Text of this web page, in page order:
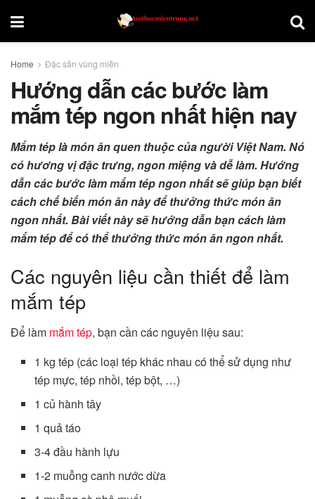
Home Đặc sản vùng miền
Hướng dẫn các bước làm
mắm tép ngon nhất hiện nay
Mắm tép là món ăn quen thuộc của người Việt Nam. Nó
có hương vị đặc trưng, ngon miệng và dễ làm. Hướng
dẫn các bước làm mắm tép ngon nhất sẽ giúp bạn biết
cách chế biến món ăn này để thưởng thức món ăn
ngon nhất. Bài viết này sẽ hướng dẫn bạn cách làm
mắm tép để có thể thưởng thức món ăn ngon nhất.
Các nguyên liệu cần thiết để làm
mắm tép
Để làm mắm tép, bạn cần các nguyên liệu sau:
1 kg tép (các loại tép khác nhau có thể sử dụng như
tép mực, tép nhồi, tép bột, …)
1 củ hành tây
1 quả táo
3-4 đầu hành lựu
1-2 muỗng canh nước dừa